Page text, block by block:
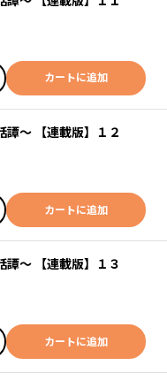
カートに追加
譚～ 【連載版】１２
カートに追加
譚～ 【連載版】１３
カートに追加